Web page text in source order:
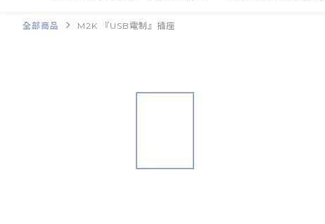
全部商品 M2K 『USB電制』插座